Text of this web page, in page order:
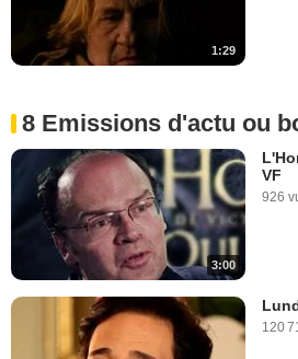
1:29
8 Emissions d'actu ou
3:00
VF
926
120